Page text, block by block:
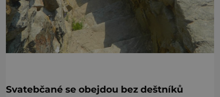
Svatebčané se obejdou bez deštníků